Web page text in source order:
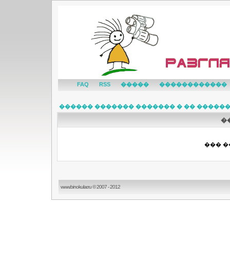
FAQ RSS ����� ������������
������ ������� ������� � ��
���
www.binokular.ru © 2007 - 2012